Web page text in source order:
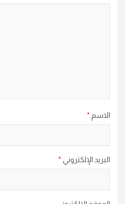
الاسم *
البريد الإلكتروني *